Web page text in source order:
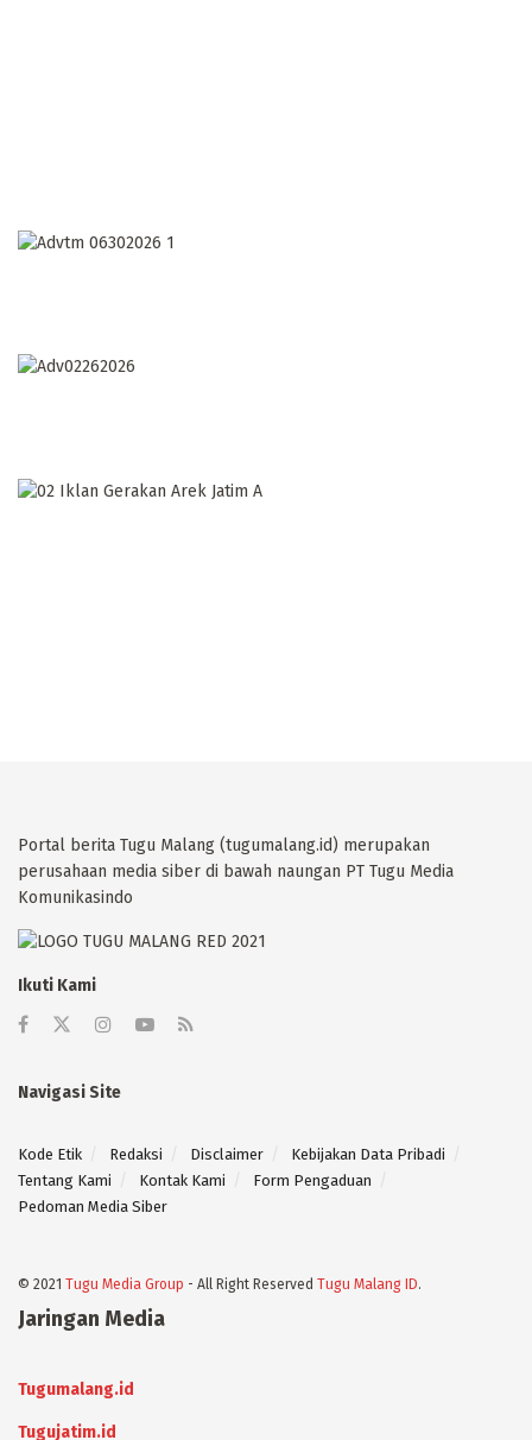
Portal berita Tugu Malang (tugumalang.id) merupakan
perusahaan media siber di bawah naungan PT Tugu Media
Komunikasindo
Ikuti Kami
Navigasi Site
Kode Etik Redaksi Disclaimer
Kebijakan Data Pribadi
Tentang Kami
Kontak Kami
Form Pengaduan
Pedoman Media Siber
© 2021 Tugu Media Group - All Right Reserved Tugu Malang ID.
Jaringan Media
Tugumalang.id
Tugujatim.id